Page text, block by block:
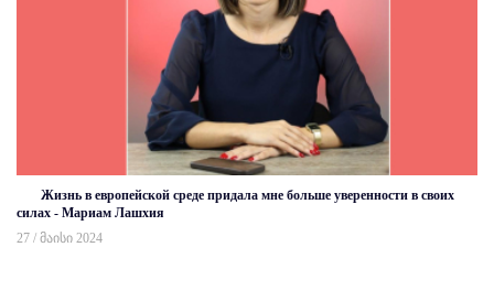
Жизнь в европейской среде придала мне больше уверенности в своих
силах - Мариам Лашхия
27 / მაისი 2024